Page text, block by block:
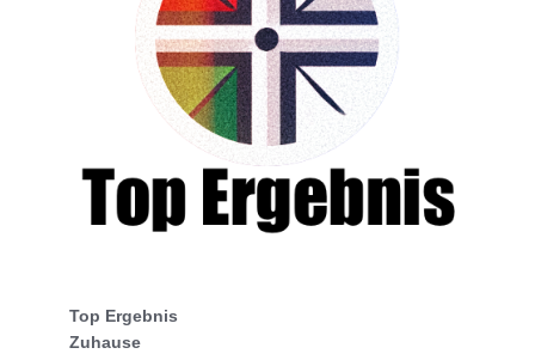
Top Ergebnis
Zuhause